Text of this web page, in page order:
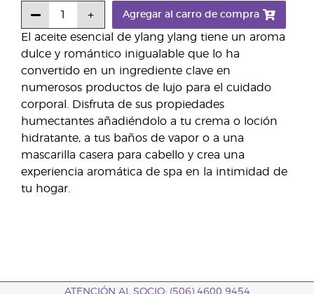
El aceite esencial de ylang ylang tiene un aroma
dulce y romántico inigualable que lo ha
convertido en un ingrediente clave en
numerosos productos de lujo para el cuidado
corporal. Disfruta de sus propiedades
humectantes añadiéndolo a tu crema o loción
hidratante, a tus baños de vapor o a una
mascarilla casera para cabello y crea una
experiencia aromática de spa en la intimidad de
tu hogar.
Agregar al carro de compra